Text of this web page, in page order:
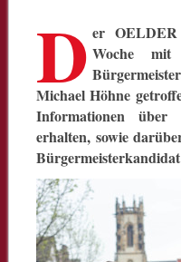
D er
Woche
Michael Höhne
Informationen
erhalten, sowie